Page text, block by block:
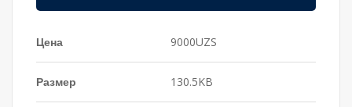
Цена 9000UZS
Размер 130.5KB